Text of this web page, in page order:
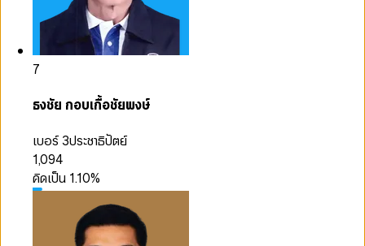
7
ธงชัย กอบเกื้อชัยพงษ์
เบอร์ 3ประชาธิปัตย์
1,094
คิดเป็น 1.10%